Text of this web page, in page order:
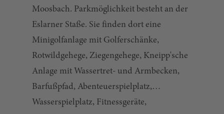
Moosbach. Parkmöglichkeit besteht an der
Eslarner Staße. Sie finden dort eine
Minigolfanlage mit Golferschänke,
Rotwildgehege, Ziegengehege, Kneipp'sche
Anlage mit Wassertret- und Armbecken,
Barfußpfad, Abenteuerspielplatz,
Wasserspielplatz, Fitnessgeräte,